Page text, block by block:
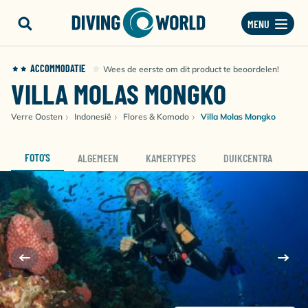
MENU
ACCOMMODATIE Wees de eerste om dit product te beoordelen!
VILLA MOLAS MONGKO
Verre Oosten Indonesië Flores & Komodo Villa Molas Mongko
FOTO'S ALGEMEEN KAMERTYPES DUIKCENTRA